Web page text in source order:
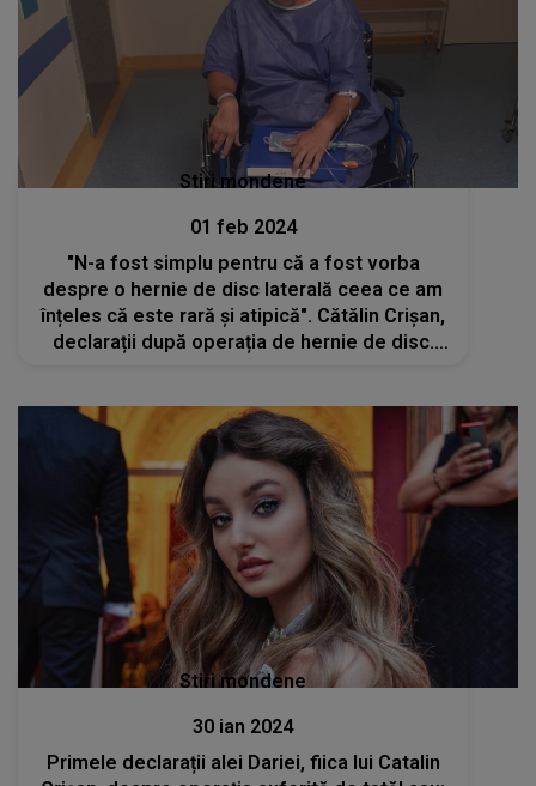
Stiri mondene
01 feb 2024
"N-a fost simplu pentru că a fost vorba
despre o hernie de disc laterală ceea ce am
înțeles că este rară și atipică". Cătălin Crișan,
declarații după operația de hernie de disc.
Stiri mondene
30 ian 2024
Primele declarații alei Dariei, fiica lui Catalin